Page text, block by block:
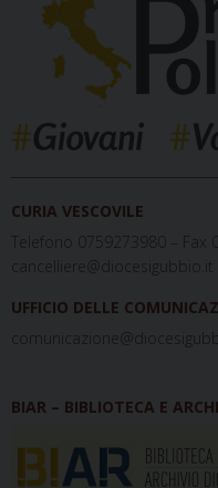
CURIA VESCOVILE
Telefono 0759273980 – Fax
UFFICIO DELLE
BIAR – BIBLIOTECA E